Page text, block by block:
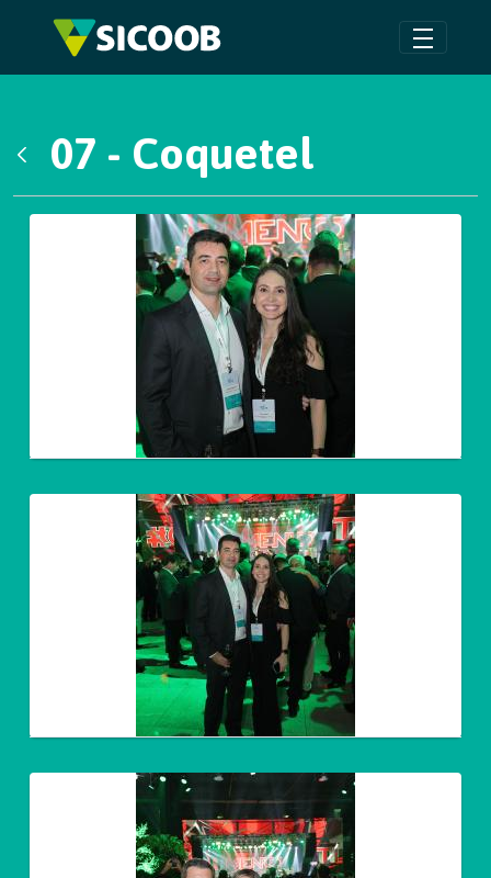
Pular para o Conteúdo principal
07 - Coquetel
Galeria de Mídias